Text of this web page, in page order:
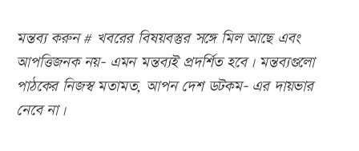
মন্তব্য করুন # খবরের বিষয়বস্তুর সঙ্গে মিল আছে এবং
আপত্তিজনক নয়- এমন মন্তব্যই প্রদর্শিত হবে। মন্তব্যগুলো
পাঠকের নিজস্ব মতামত, আপন দেশ ডটকম- এর দায়ভার
নেবে না।